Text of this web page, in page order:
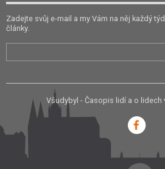
Zadejte svůj e-mail a my Vám na něj každý
články.
Všudybyl - Časopis lidí a o lidech